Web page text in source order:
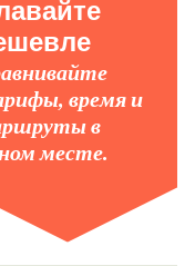
время и
в
месте.